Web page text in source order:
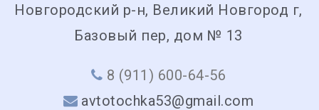
Новгородский р-н, Великий Новгород г,
Базовый пер, дом № 13
8 (911) 600-64-56
avtotochka53@gmail.com